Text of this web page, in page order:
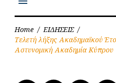
Home / ΕΙΔΗΣΕΙΣ /
Τελετή λήξης Ακαδημαϊκού
Αστυνομική Ακαδημία Κύπρου